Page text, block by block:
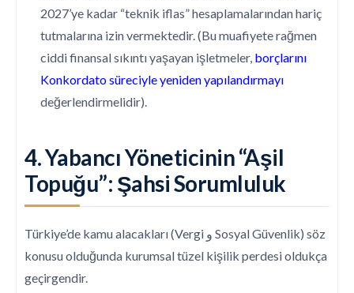
2027’ye kadar “teknik iflas” hesaplamalarından hariç
tutmalarına izin vermektedir. (Bu muafiyete rağmen
ciddi finansal sıkıntı yaşayan işletmeler, borçlarını
Konkordato süreciyle yeniden yapılandırmayı
değerlendirmelidir).
4. Yabancı Yöneticinin “Aşil
Topuğu”: Şahsi Sorumluluk
Türkiye’de kamu alacakları (Vergi و Sosyal Güvenlik) söz
konusu olduğunda kurumsal tüzel kişilik perdesi oldukça
geçirgendir.